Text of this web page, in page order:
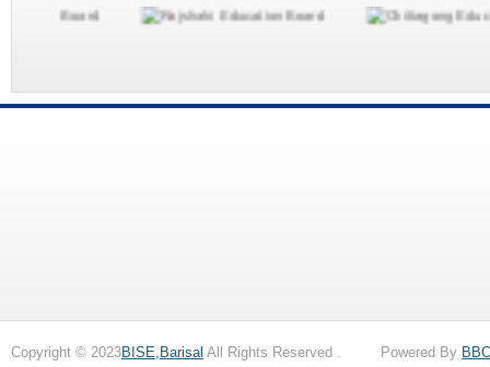
Copyright © 2023BISE,Barisal All Rights Reserved . Powered By